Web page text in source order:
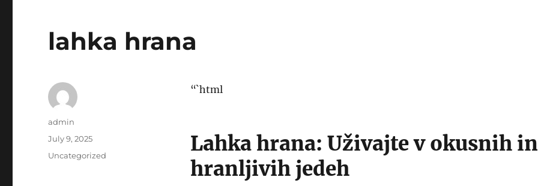
lahka hrana
“`html
Lahka hrana: Uživajte v okusnih in
hranljivih jedeh
Author
admin
Posted
July 9, 2025
Categories
Uncategorized